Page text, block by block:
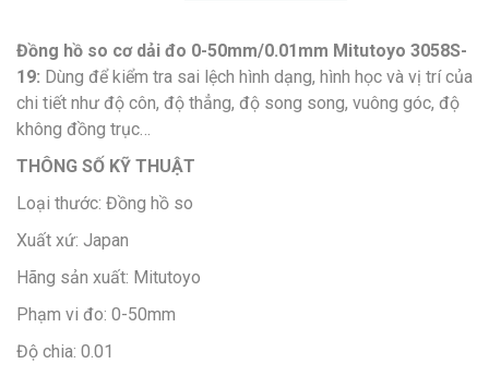
Đồng hồ so cơ dải đo 0-50mm/0.01mm Mitutoyo 3058S-
19: Dùng để kiểm tra sai lệch hình dạng, hình học và vị trí của
chi tiết như độ côn, độ thẳng, độ song song, vuông góc, độ
không đồng trục…
THÔNG SỐ KỸ THUẬT
Loại thước: Đồng hồ so
Xuất xứ: Japan
Hãng sản xuất: Mitutoyo
Phạm vi đo: 0-50mm
Độ chia: 0.01